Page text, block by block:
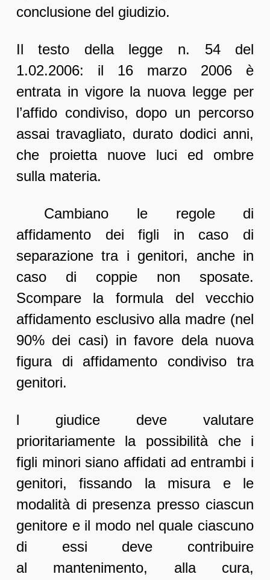
conclusione del giudizio.
Il testo della legge n. 54 del
1.02.2006: il 16 marzo 2006 è
entrata in vigore la nuova legge per
l’affido condiviso, dopo un percorso
assai travagliato, durato dodici anni,
che proietta nuove luci ed ombre
sulla materia.
Cambiano le regole di
affidamento dei figli in caso di
separazione tra i genitori, anche in
caso di coppie non sposate.
Scompare la formula del vecchio
affidamento esclusivo alla madre (nel
90% dei casi) in favore dela nuova
figura di affidamento condiviso tra
genitori.
l giudice deve valutare
prioritariamente la possibilità che i
figli minori siano affidati ad entrambi i
genitori, fissando la misura e le
modalità di presenza presso ciascun
genitore e il modo nel quale ciascuno
di essi deve contribuire
al mantenimento, alla cura,